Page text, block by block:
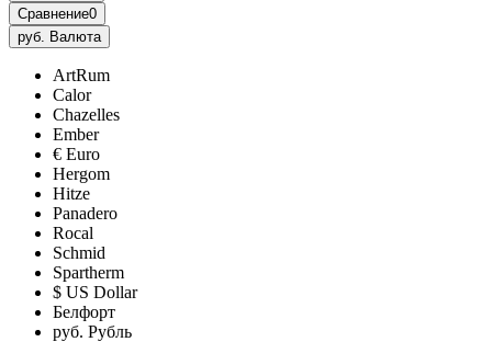
Сравнение0
руб. Валюта
ArtRum
Calor
Chazelles
Ember
€ Euro
Hergom
Hitze
Panadero
Rocal
Schmid
Spartherm
$ US Dollar
Белфорт
руб. Рубль